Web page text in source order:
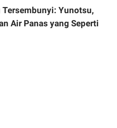
Tersembunyi: Yunotsu,
Air Panas yang Seperti